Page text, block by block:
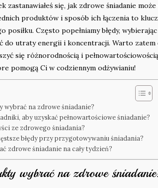
zastanawiałeś się, jak zdrowe śniadanie
produktów i sposób ich łączenia to
posiłku. Często popełniamy błędy,
do utraty energii i koncentracji. Warto zatem
się różnorodnością i
pomogą Ci w codziennym odżywianiu!
wybrać na zdrowe śniadanie?
aby uzyskać pełnowartościowe śniadanie?
ze zdrowego śniadania?
błędy przy przygotowywaniu śniadania?
zdrowe śniadanie na cały tydzień?
wybrać na zdrowe